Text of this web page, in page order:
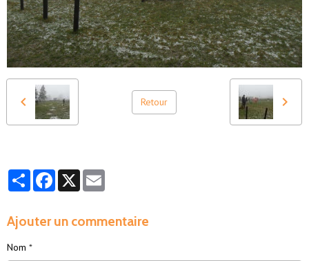
Retour
PartagerFacebook
X
Ajouter un commentaire
Nom